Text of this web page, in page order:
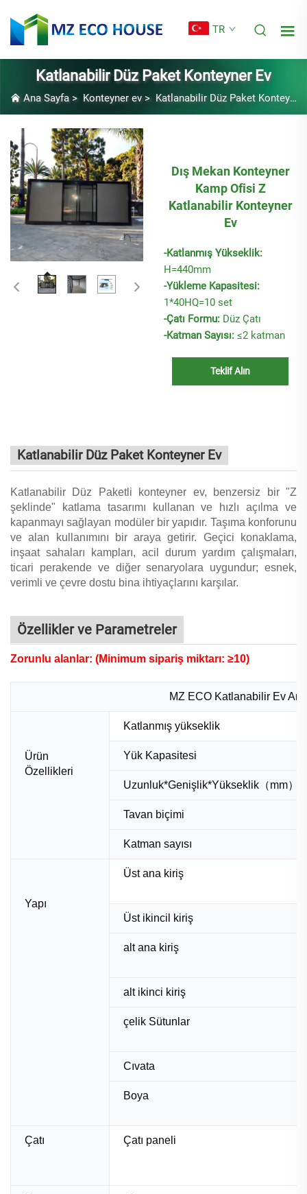
TR
Katlanabilir Düz Paket Konteyner Ev
Ana Sayfa> Konteyner ev> Katlanabilir Düz Paket Konteyner Ev
Dış Mekan Konteyner
Kamp Ofisi Z
Katlanabilir Konteyner
Ev
-Katlanmış Yükseklik:
H=440mm
-Yükleme Kapasitesi:
1*40HQ=10 set
-Çatı Formu: Düz Çatı
-Katman Sayısı: ≤2 katman
Teklif Alın
Katlanabilir Düz Paket Konteyner Ev
Katlanabilir Düz Paketli konteyner ev, benzersiz bir "Z
şeklinde" katlama tasarımı kullanan ve hızlı açılma ve
kapanmayı sağlayan modüler bir yapıdır. Taşıma konforunu
ve alan kullanımını bir araya getirir. Geçici konaklama,
inşaat sahaları kampları, acil durum yardım çalışmaları,
ticari perakende ve diğer senaryolara uygundur; esnek,
verimli ve çevre dostu bina ihtiyaçlarını karşılar.
Özellikler ve Parametreler
Zorunlu alanlar: (Minimum sipariş miktarı: ≥10)
MZ ECO Katlanabilir Ev
Ürün
Özellikleri
Katlanmış yükseklik
Yük Kapasitesi
Uzunluk*Genişlik*Yükseklik（mm）
Tavan biçimi
Katman sayısı
Yapı
Üst ana kiriş
Üst ikincil kiriş
alt ana kiriş
alt ikinci kiriş
çelik Sütunlar
Cıvata
Boya
Çatı Çatı paneli